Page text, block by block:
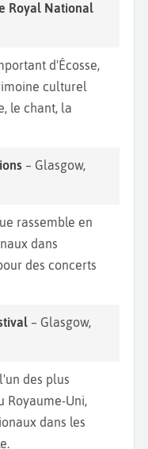
Royal National
d'Écosse,
culturel
le chant, la
– Glasgow,
rassemble en
dans
des concerts
– Glasgow,
des plus
Royaume-Uni,
dans les